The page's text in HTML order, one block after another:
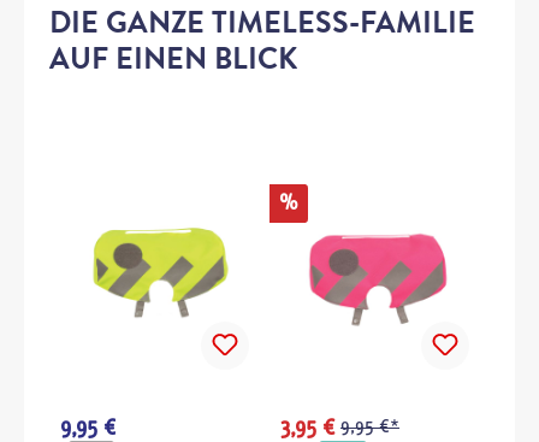
DIE GANZE TIMELESS-FAMILIE
AUF EINEN BLICK
9,95 €
%
3,95 € 9,95 €*